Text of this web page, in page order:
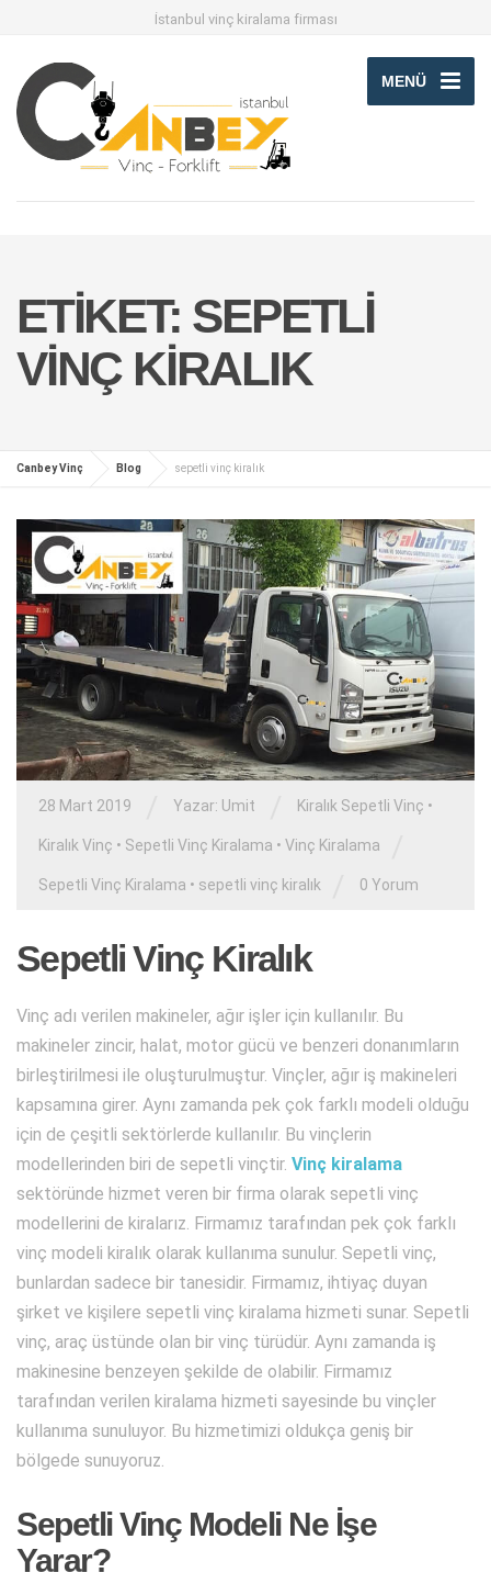
İstanbul vinç kiralama firması
MENÜ
ETIKET: SEPETLI
VINÇ KIRALIK
Canbey Vinç Blog sepetli vinç kiralık
28 Mart 2019 Yazar: Umit Kiralık Sepetli Vinç •
Kiralık Vinç • Sepetli Vinç Kiralama • Vinç Kiralama
Sepetli Vinç Kiralama • sepetli vinç kiralık 0 Yorum
Sepetli Vinç Kiralık
Vinç adı verilen makineler, ağır işler için kullanılır. Bu
makineler zincir, halat, motor gücü ve benzeri donanımların
birleştirilmesi ile oluşturulmuştur. Vinçler, ağır iş makineleri
kapsamına girer. Aynı zamanda pek çok farklı modeli olduğu
için de çeşitli sektörlerde kullanılır. Bu vinçlerin
modellerinden biri de sepetli vinçtir. Vinç kiralama
sektöründe hizmet veren bir firma olarak sepetli vinç
modellerini de kiralarız. Firmamız tarafından pek çok farklı
vinç modeli kiralık olarak kullanıma sunulur. Sepetli vinç,
bunlardan sadece bir tanesidir. Firmamız, ihtiyaç duyan
şirket ve kişilere sepetli vinç kiralama hizmeti sunar. Sepetli
vinç, araç üstünde olan bir vinç türüdür. Aynı zamanda iş
makinesine benzeyen şekilde de olabilir. Firmamız
tarafından verilen kiralama hizmeti sayesinde bu vinçler
kullanıma sunuluyor. Bu hizmetimizi oldukça geniş bir
bölgede sunuyoruz.
Sepetli Vinç Modeli Ne İşe
Yarar?